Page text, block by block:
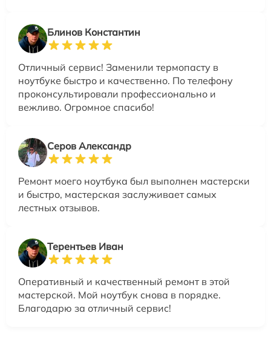
Блинов Константин
Отличный сервис! Заменили термопасту в
ноутбуке быстро и качественно. По телефону
проконсультировали профессионально и
вежливо. Огромное спасибо!
Серов Александр
Ремонт моего ноутбука был выполнен мастерски
и быстро, мастерская заслуживает самых
лестных отзывов.
Терентьев Иван
Оперативный и качественный ремонт в этой
мастерской. Мой ноутбук снова в порядке.
Благодарю за отличный сервис!